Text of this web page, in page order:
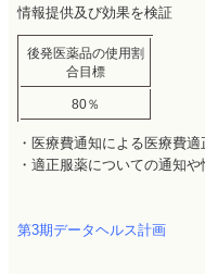
情報提供及び効果を検証
後発医薬品の使用割
合目標
80％
・医療費通知による医療費適
・適正服薬についての通知
第3期データヘルス計画